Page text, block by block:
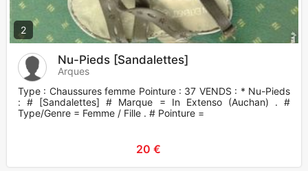
2
Nu-Pieds [Sandalettes]
Arques
Type : Chaussures femme Pointure : 37 VENDS : * Nu-Pieds
: # [Sandalettes] # Marque = In Extenso (Auchan) . #
Type/Genre = Femme / Fille . # Pointure =
20 €